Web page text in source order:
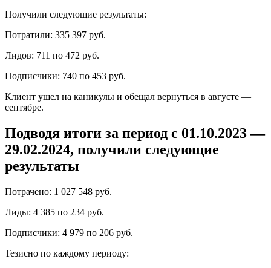
Получили следующие результаты:
Потратили: 335 397 руб.
Лидов: 711 по 472 руб.
Подписчики: 740 по 453 руб.
Клиент ушел на каникулы и обещал вернуться в августе —
сентябре.
Подводя итоги за период с 01.10.2023 —
29.02.2024, получили следующие
результаты
Потрачено: 1 027 548 руб.
Лиды: 4 385 по 234 руб.
Подписчики: 4 979 по 206 руб.
Тезисно по каждому периоду: